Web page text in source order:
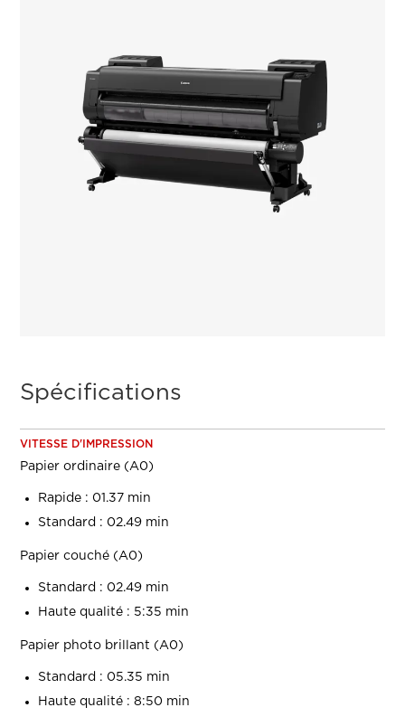
Spécifications
VITESSE D'IMPRESSION
Papier ordinaire (A0)
Rapide : 01.37 min
Standard : 02.49 min
Papier couché (A0)
Standard : 02.49 min
Haute qualité : 5:35 min
Papier photo brillant (A0)
Standard : 05.35 min
Haute qualité : 8:50 min